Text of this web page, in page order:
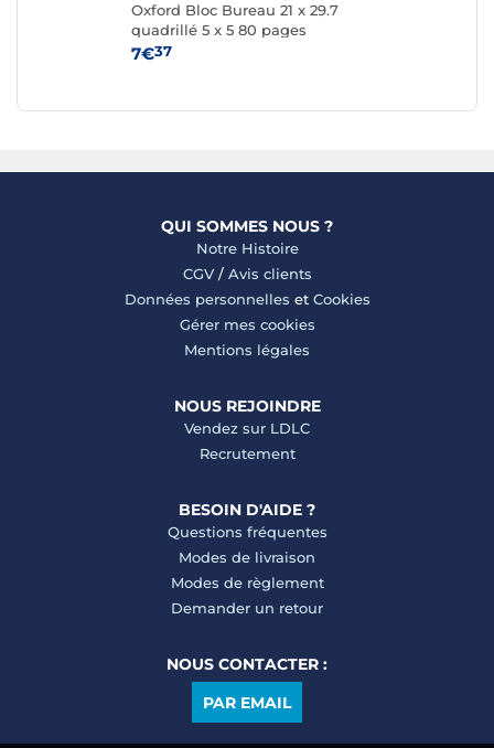
Oxford Bloc Bureau 21 x 29.7
quadrillé 5 x 5 80 pages
7€37
QUI SOMMES NOUS ?
Notre Histoire
CGV/ Avis clients
Données personnelles et Cookies
Gérer mes cookies
Mentions légales
NOUS REJOINDRE
Vendez sur LDLC
Recrutement
BESOIN D'AIDE ?
Questions fréquentes
Modes de livraison
Modes de règlement
Demander un retour
NOUS CONTACTER :
PAR EMAIL